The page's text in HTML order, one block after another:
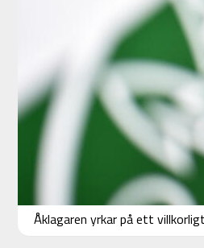
Åklagaren yrkar på ett